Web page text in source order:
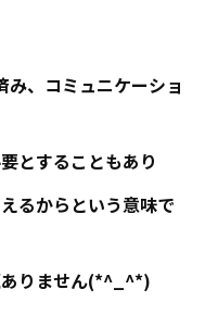
、コミュニケーショ
とすることもあり
るからという意味で
りません(*^_^*)